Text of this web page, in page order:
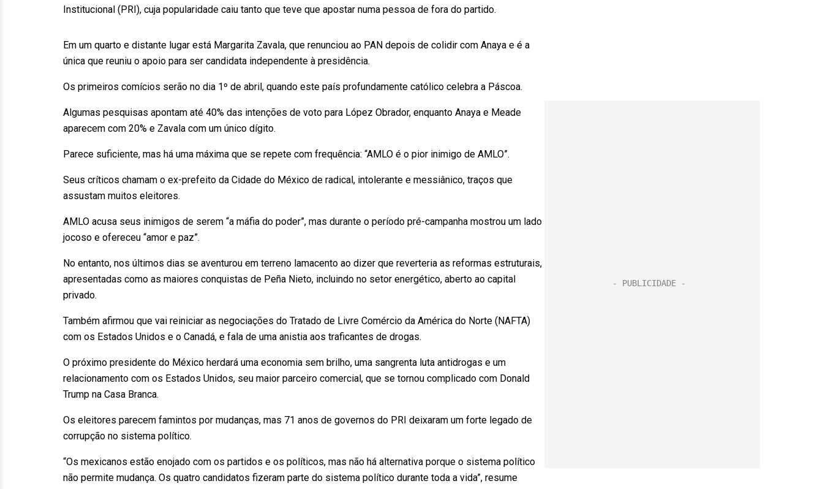
Institucional (PRI), cuja popularidade caiu tanto que teve que apostar numa pessoa de fora do partido.
Em um quarto e distante lugar está Margarita Zavala, que renunciou ao PAN depois de colidir com Anaya e é a
única que reuniu o apoio para ser candidata independente à presidência.
Os primeiros comícios serão no dia 1º de abril, quando este país profundamente católico celebra a Páscoa.
Algumas pesquisas apontam até 40% das intenções de voto para López Obrador, enquanto Anaya e Meade
aparecem com 20% e Zavala com um único dígito.
Parece suficiente, mas há uma máxima que se repete com frequência: “AMLO é o pior inimigo de AMLO”.
Seus críticos chamam o ex-prefeito da Cidade do México de radical, intolerante e messiânico, traços que
assustam muitos eleitores.
AMLO acusa seus inimigos de serem “a máfia do poder”, mas durante o período pré-campanha mostrou um lado
jocoso e ofereceu “amor e paz”.
No entanto, nos últimos dias se aventurou em terreno lamacento ao dizer que reverteria as reformas estruturais,
apresentadas como as maiores conquistas de Peña Nieto, incluindo no setor energético, aberto ao capital
privado.
Também afirmou que vai reiniciar as negociações do Tratado de Livre Comércio da América do Norte (NAFTA)
com os Estados Unidos e o Canadá, e fala de uma anistia aos traficantes de drogas.
O próximo presidente do México herdará uma economia sem brilho, uma sangrenta luta antidrogas e um
relacionamento com os Estados Unidos, seu maior parceiro comercial, que se tornou complicado com Donald
Trump na Casa Branca.
Os eleitores parecem famintos por mudanças, mas 71 anos de governos do PRI deixaram um forte legado de
corrupção no sistema político.
“Os mexicanos estão enojado com os partidos e os políticos, mas não há alternativa porque o sistema político
não permite mudança. Os quatro candidatos fizeram parte do sistema político durante toda a vida”, resume